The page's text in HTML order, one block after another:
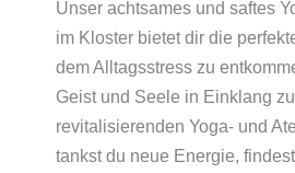
Unser achtsames und saftes
im Kloster bietet dir die
dem Alltagsstress zu
Geist und Seele in Einklang
revitalisierenden Yoga- und
tankst du neue Energie,